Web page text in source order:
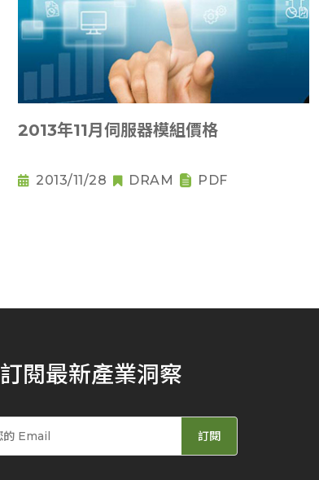
2013年11月伺服器模組價格
2013/11/28 DRAM PDF
訂閱最新產業洞察
訂閱